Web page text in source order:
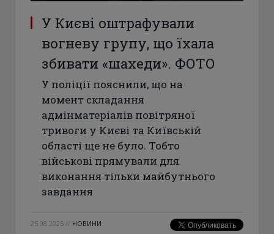
У Києві оштрафували
вогневу групу, що їхала
збивати «шахеди». ФОТО
У поліції пояснили, що на
момент складання
адмінматеріалів повітряної
тривоги у Києві та Київській
області ще не було. Тобто
військові прямували для
виконання тільки майбутнього
завдання
25.08.2025 // НОВИНИ